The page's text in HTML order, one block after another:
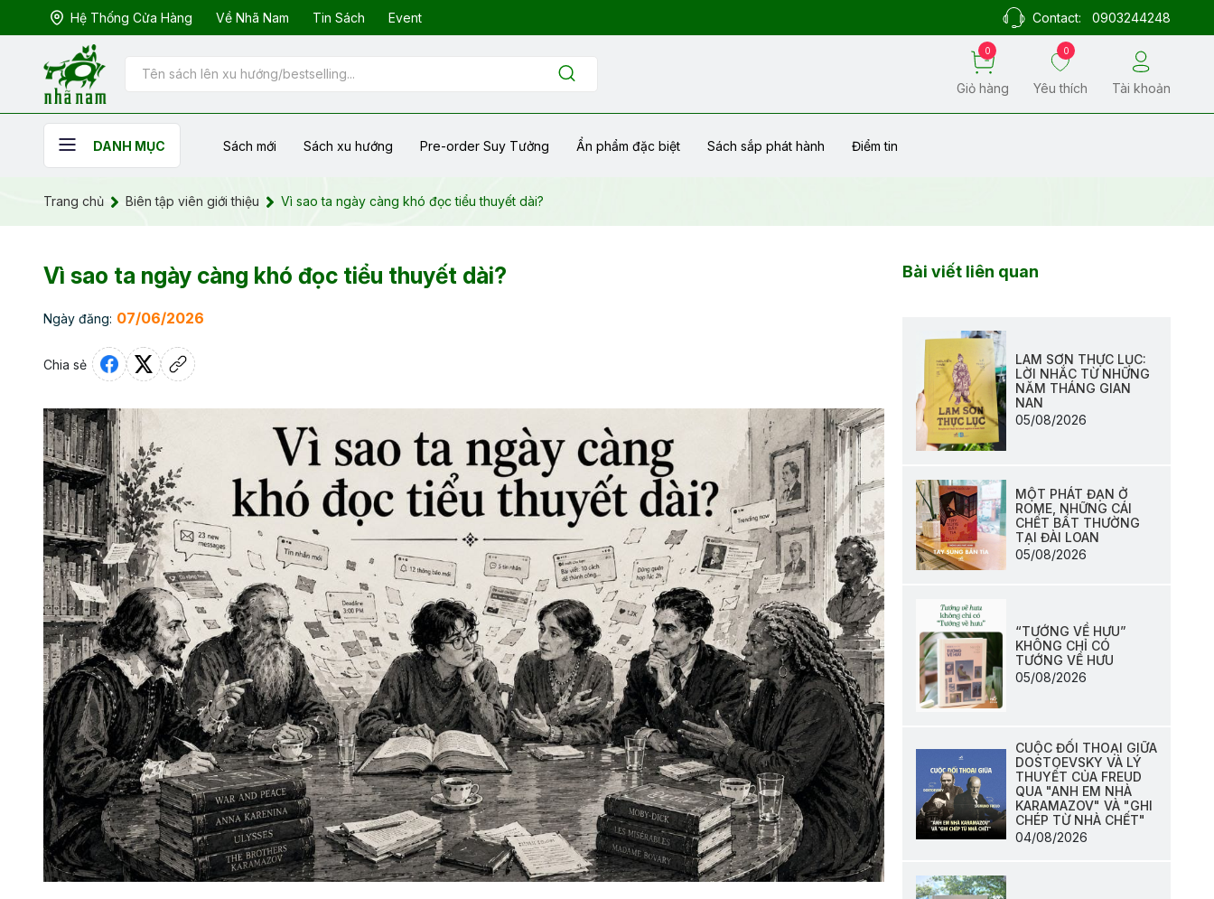
Hệ Thống Cửa Hàng Về Nhã Nam Tin Sách Event Contact: 0903244248
0
Giỏ hàng
0
Yêu thích Tài khoản
DANH MỤC Sách mới Sách xu hướng Pre-order Suy Tưởng Ẩn phẩm đặc biệt Sách sắp phát hành Điểm tin
Trang chủ Biên tập viên giới thiệu Vì sao ta ngày càng khó đọc tiểu thuyết dài?
Vì sao ta ngày càng khó đọc tiểu thuyết dài?
Ngày đăng: 07/06/2026
Chia sẻ
Bài viết liên quan
LAM SƠN THỰC LỤC:
LỜI NHẮC TỪ NHỮNG
NĂM THÁNG GIAN
NAN
05/08/2026
MỘT PHÁT ĐẠN Ở
ROME, NHỮNG CÁI
CHẾT BẤT THƯỜNG
TẠI ĐÀI LOAN
05/08/2026
“TƯỚNG VỀ HƯU”
KHÔNG CHỈ CÓ
TƯỚNG VỀ HƯU
05/08/2026
CUỘC ĐỐI THOẠI GIỮA
DOSTOEVSKY VÀ LÝ
THUYẾT CỦA FREUD
QUA "ANH EM NHÀ
KARAMAZOV" VÀ "GHI
CHÉP TỪ NHÀ CHẾT"
04/08/2026